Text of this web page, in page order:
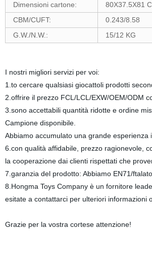
Dimensioni cartone:
80X37.5X81
CBM/CUFT:
0.243/8.58
G.W./N.W.:
15/12 KG
I nostri migliori servizi per voi:
1.to cercare qualsiasi giocattoli prodotti
2.offrire il prezzo FCL/LCL/EXW/OEM/ODM
3.sono accettabili quantità ridotte e ordine
Campione disponibile.
Abbiamo accumulato una grande esperienza
6.con qualità affidabile, prezzo ragionevole,
la cooperazione dai clienti rispettati che
7.garanzia del prodotto: Abbiamo EN71/
8.Hongma Toys Company è un fornitore
esitate a contattarci per ulteriori informazioni
Grazie per la vostra cortese attenzione!